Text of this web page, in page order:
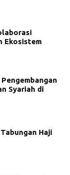
Ekosistem
Syariah di
Haji